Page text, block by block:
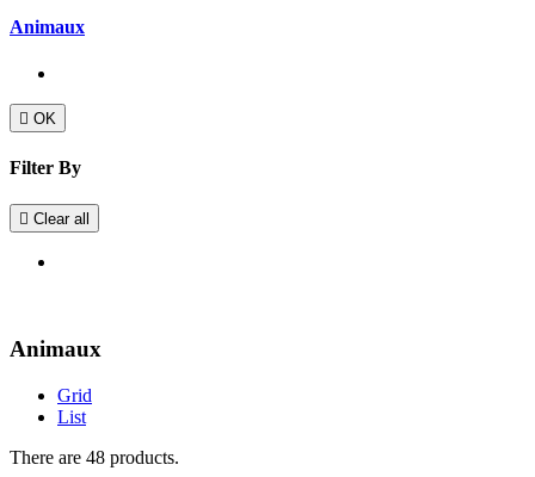
Animaux
 OK
Filter By
 Clear all
Animaux
Grid
List
There are 48 products.